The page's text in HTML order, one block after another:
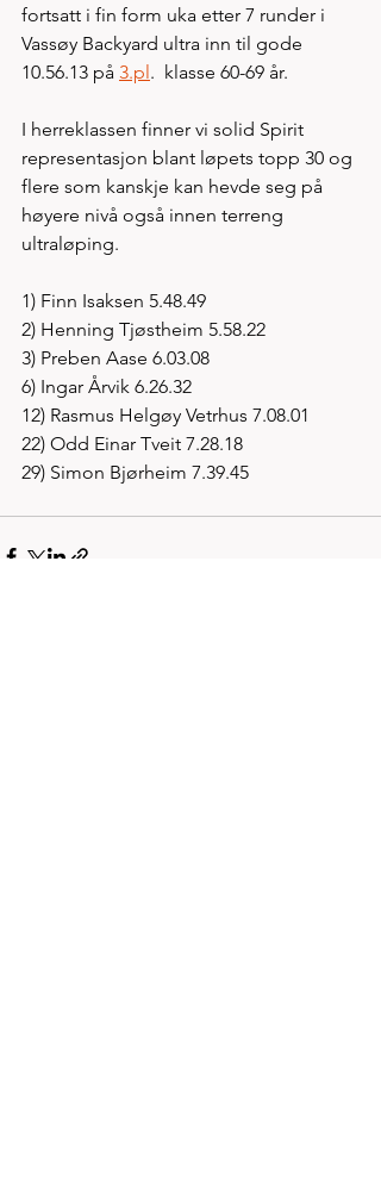
fortsatt i fin form uka etter 7 runder i
Vassøy Backyard ultra inn til gode
10.56.13 på 3.pl .  klasse 60-69 år.
I herreklassen finner vi solid Spirit
representasjon blant løpets topp 30 og
flere som kanskje kan hevde seg på
høyere nivå også innen terreng
ultraløping.
1) Finn Isaksen 5.48.49
2) Henning Tjøstheim 5.58.22
3) Preben Aase 6.03.08
6) Ingar Årvik 6.26.32
12) Rasmus Helgøy Vetrhus 7.08.01
22) Odd Einar Tveit 7.28.18
29) Simon Bjørheim 7.39.45